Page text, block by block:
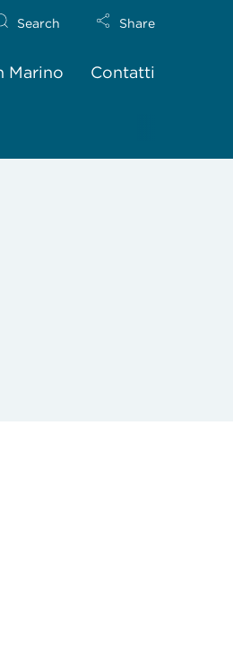
Marino Contatti
Search Share